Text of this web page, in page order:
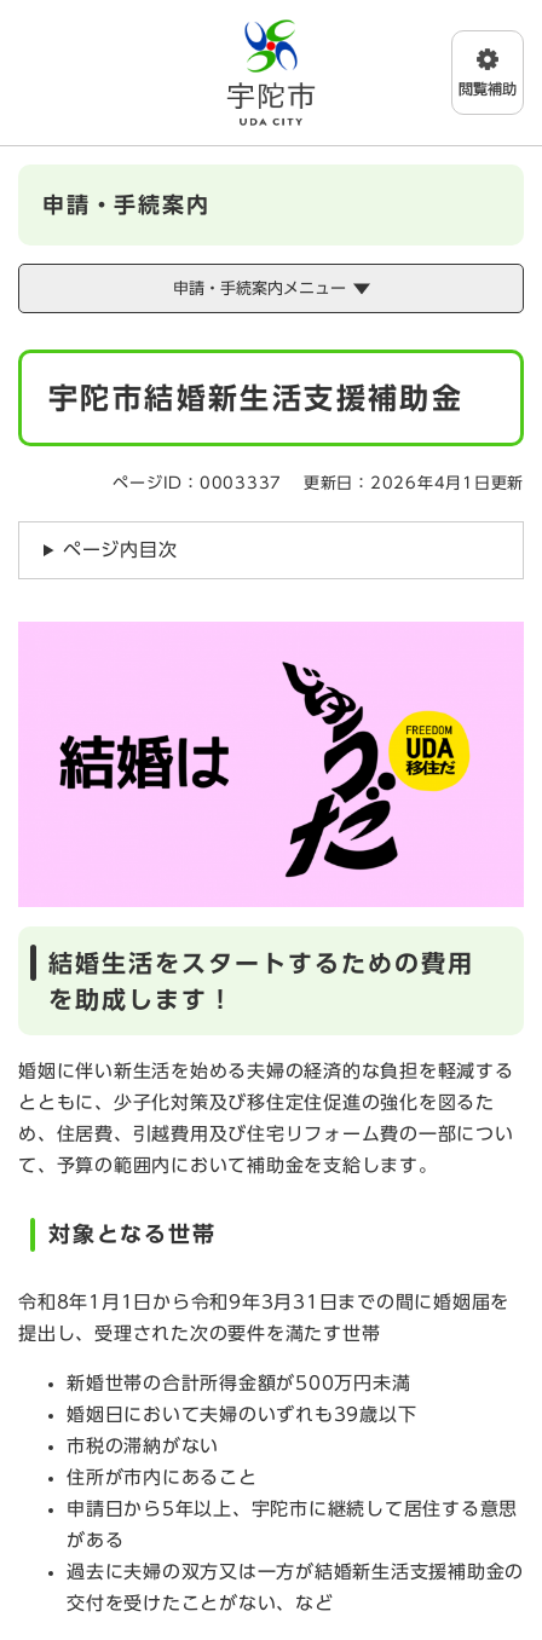
メニューを飛ばして本文へ
申請・手続案内
申請・手続案内メニュー
本
宇陀市結婚新生活支援補助金
ページID：0003337 更新日：2026年4月1日更新
ページ内目次
結婚生活をスタートするための費用
を助成します！
婚姻に伴い新生活を始める夫婦の経済的な負担を軽減する
とともに、少子化対策及び移住定住促進の強化を図るた
め、住居費、引越費用及び住宅リフォーム費の一部につい
て、予算の範囲内において補助金を支給します。
対象となる世帯
令和8年1月1日から令和9年3月31日までの間に婚姻届を
提出し、受理された次の要件を満たす世帯
新婚世帯の合計所得金額が500万円未満
婚姻日において夫婦のいずれも39歳以下
市税の滞納がない
住所が市内にあること
申請日から5年以上、宇陀市に継続して居住する意思
がある
過去に夫婦の双方又は一方が結婚新生活支援補助金の
交付を受けたことがない、など